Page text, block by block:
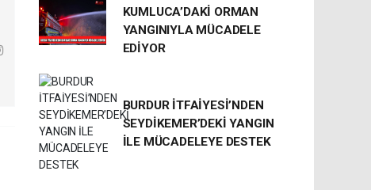
KUMLUCA’DAKİ ORMAN
YANGINIYLA MÜCADELE
EDİYOR
BURDUR İTFAİYESİ’NDEN
SEYDİKEMER’DEKİ YANGIN
İLE MÜCADELEYE DESTEK